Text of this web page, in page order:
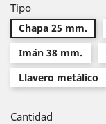
Tipo
Chapa 25 mm.
Imán 38 mm.
Llavero metálico
Cantidad